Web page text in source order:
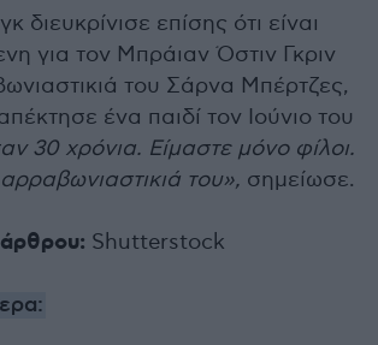
διευκρίνισε επίσης ότι είναι
για τον Μπράιαν Όστιν Γκριν
του Σάρνα Μπέρτζες,
ένα παιδί τον Ιούνιο του
30 χρόνια. Είμαστε μόνο φίλοι.
του», σημείωσε.
Shutterstock